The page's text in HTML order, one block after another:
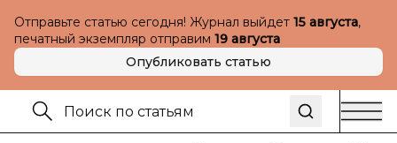
Отправьте статью сегодня! Журнал выйдет 15 августа,
печатный экземпляр отправим 19 августа
Опубликовать статью